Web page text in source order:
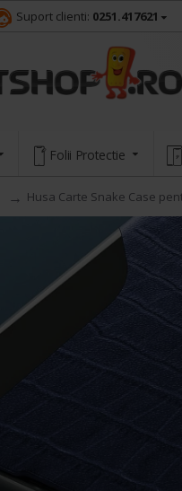
Suport clienti: 0251.417621
Folii Protectie
Husa Carte Snake Case